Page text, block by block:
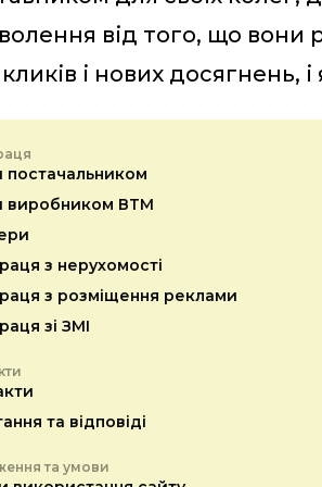
від того, що
і нових досягнень,
постачальником
виробником ВТМ
з нерухомості
з розміщення реклами
зі ЗМІ
та відповіді
та умови